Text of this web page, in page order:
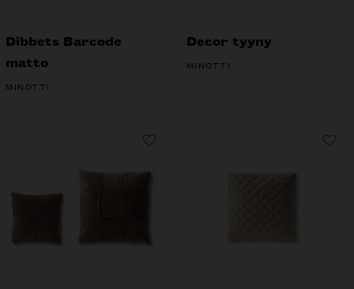
Dibbets Barcode
matto
MINOTTI
Decor tyyny
MINOTTI